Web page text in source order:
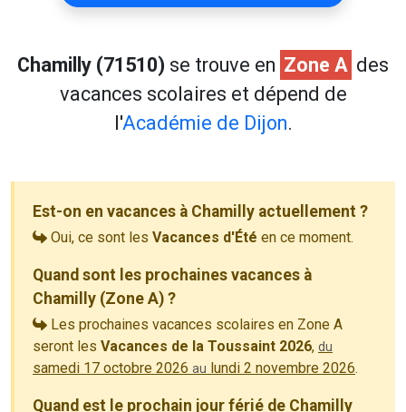
Chamilly (71510) se trouve en Zone A des
vacances scolaires et dépend de
l'Académie de Dijon.
Est-on en vacances à Chamilly actuellement ?
Oui, ce sont les Vacances d'Été en ce moment.
Quand sont les prochaines vacances à
Chamilly (Zone A) ?
Les prochaines vacances scolaires en Zone A
seront les Vacances de la Toussaint 2026, du
samedi 17 octobre 2026 au lundi 2 novembre 2026.
Quand est le prochain jour férié de Chamilly